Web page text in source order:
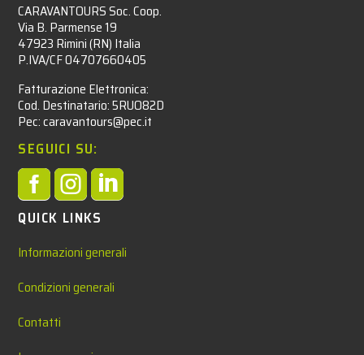
CARAVANTOURS Soc. Coop.
Via B. Parmense 19
47923 Rimini (RN) Italia
P.IVA/CF 04707660405
Fatturazione Elettronica:
Cod. Destinatario: 5RUO82D
Pec: caravantours@pec.it
SEGUICI SU:

QUICK LINKS
Informazioni generali
Condizioni generali
Contatti